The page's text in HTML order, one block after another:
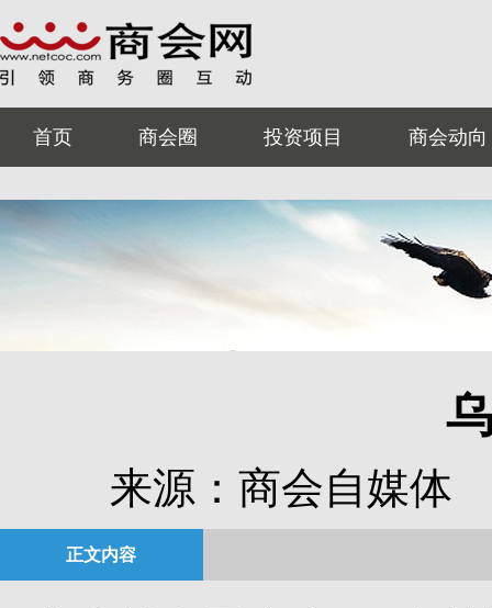
首页 商会圈 投资项目 商会动向
来源：商会自媒体
正文内容